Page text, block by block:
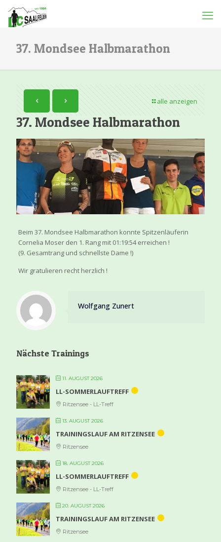
37. Mondsee Halbmarathon
alle anzeigen
37. Mondsee Halbmarathon
Beim 37. Mondsee Halbmarathon konnte Spitzenläuferin
Cornelia Moser den 1. Rang mit 01:19:54 erreichen !
(9. Gesamtrang und schnellste Dame !)
Wir gratulieren recht herzlich !
Wolfgang Zunert
Nächste Trainings
11. AUGUST 2026
LL-SOMMERLAUFTREFF
Ritzensee - LL-Treff
13. AUGUST 2026
TRAININGSLAUF AM RITZENSEE
Ritzensee
18. AUGUST 2026
LL-SOMMERLAUFTREFF
Ritzensee - LL-Treff
20. AUGUST 2026
TRAININGSLAUF AM RITZENSEE
Ritzensee